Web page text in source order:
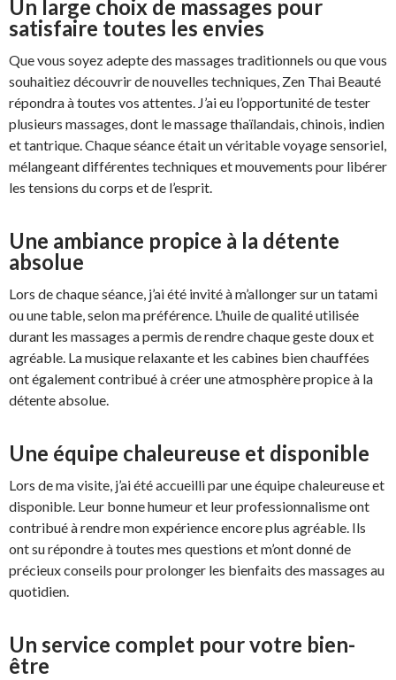
Un large choix de massages pour
satisfaire toutes les envies
Que vous soyez adepte des massages traditionnels ou que vous
souhaitiez découvrir de nouvelles techniques, Zen Thai Beauté
répondra à toutes vos attentes. J’ai eu l’opportunité de tester
plusieurs massages, dont le massage thaïlandais, chinois, indien
et tantrique. Chaque séance était un véritable voyage sensoriel,
mélangeant différentes techniques et mouvements pour libérer
les tensions du corps et de l’esprit.
Une ambiance propice à la détente
absolue
Lors de chaque séance, j’ai été invité à m’allonger sur un tatami
ou une table, selon ma préférence. L’huile de qualité utilisée
durant les massages a permis de rendre chaque geste doux et
agréable. La musique relaxante et les cabines bien chauffées
ont également contribué à créer une atmosphère propice à la
détente absolue.
Une équipe chaleureuse et disponible
Lors de ma visite, j’ai été accueilli par une équipe chaleureuse et
disponible. Leur bonne humeur et leur professionnalisme ont
contribué à rendre mon expérience encore plus agréable. Ils
ont su répondre à toutes mes questions et m’ont donné de
précieux conseils pour prolonger les bienfaits des massages au
quotidien.
Un service complet pour votre bien-
être